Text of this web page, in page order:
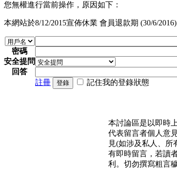
您無權進行當前操作，原因如下：
本網站於8/12/2015宣佈休業 會員退款期 (30/6/
密碼
安全提問
回答
註冊
登錄 記住我的登錄狀態
本討論區是以即時
代表留言者個人意
見(如涉及私人、
有即時留言，若讀
利。切勿撰寫粗言